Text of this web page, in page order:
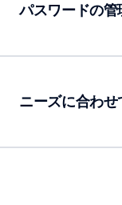
パスワードの管
ニーズに合わ